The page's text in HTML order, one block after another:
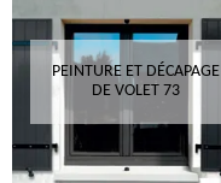
PEINTURE ET DÉCAPAGE
DE VOLET 73